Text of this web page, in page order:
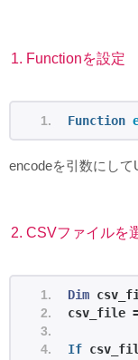
1. Functionを設定
Function
encodeを引数にし
2. CSVファイルを
Dim
csv_file
If